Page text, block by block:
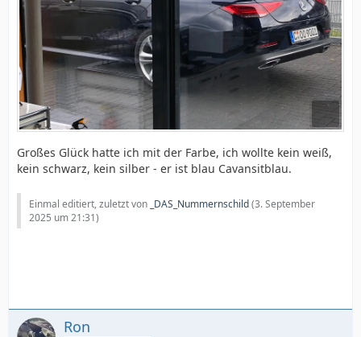
Großes Glück hatte ich mit der Farbe, ich wollte kein weiß,
kein schwarz, kein silber - er ist blau Cavansitblau.
Einmal editiert, zuletzt von _DAS_Nummernschild(3. September
2025 um 21:31)
Ron